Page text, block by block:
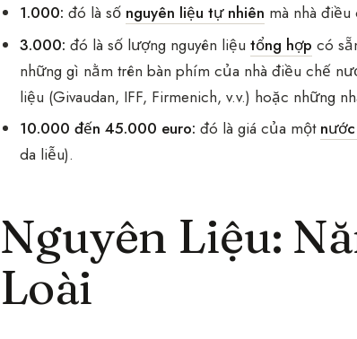
1.000: đó là số nguyên liệu tự nhiên mà nhà
3.000: đó là số lượng nguyên liệutổng hợp có
những gì nằm trên bàn phím của nhà điều chế
liệu (Givaudan, IFF, Firmenich, v.v.) hoặc những
10.000 đến 45.000 euro: đó là giá của một
da liễu).
Nguyên Liệu:
Loài